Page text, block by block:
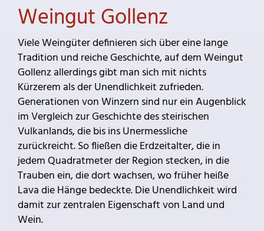
Weingut Gollenz
Viele Weingüter definieren sich über eine lange
Tradition und reiche Geschichte, auf dem Weingut
Gollenz allerdings gibt man sich mit nichts
Kürzerem als der Unendlichkeit zufrieden.
Generationen von Winzern sind nur ein Augenblick
im Vergleich zur Geschichte des steirischen
Vulkanlands, die bis ins Unermessliche
zurückreicht. So fließen die Erdzeitalter, die in
jedem Quadratmeter der Region stecken, in die
Trauben ein, die dort wachsen, wo früher heiße
Lava die Hänge bedeckte. Die Unendlichkeit wird
damit zur zentralen Eigenschaft von Land und
Wein.